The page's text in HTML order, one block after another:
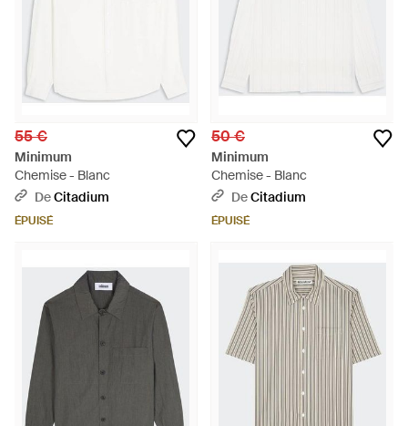
55 €
Minimum
Chemise - Blanc
DeCitadium
ÉPUISÉ
50 €
Minimum
Chemise - Blanc
DeCitadium
ÉPUISÉ